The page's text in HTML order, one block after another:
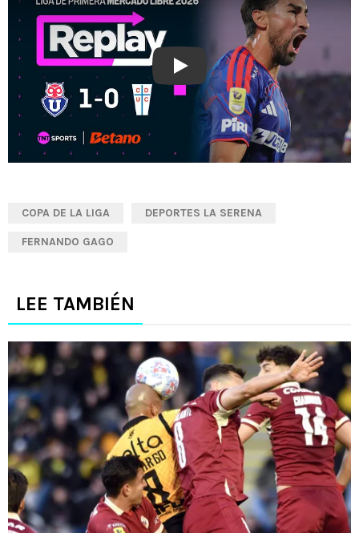
Play
COPA DE LA LIGA DEPORTES LA SERENA
FERNANDO GAGO
LEE TAMBIÉN